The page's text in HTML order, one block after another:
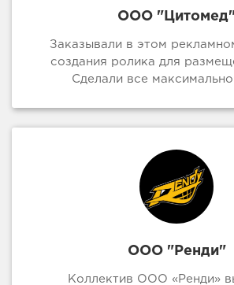
ООО "Цитомед"
Заказывали в этом
создания ролика для
Сделали все максимально
ООО "Ренди"
Коллектив ООО «Ренди»